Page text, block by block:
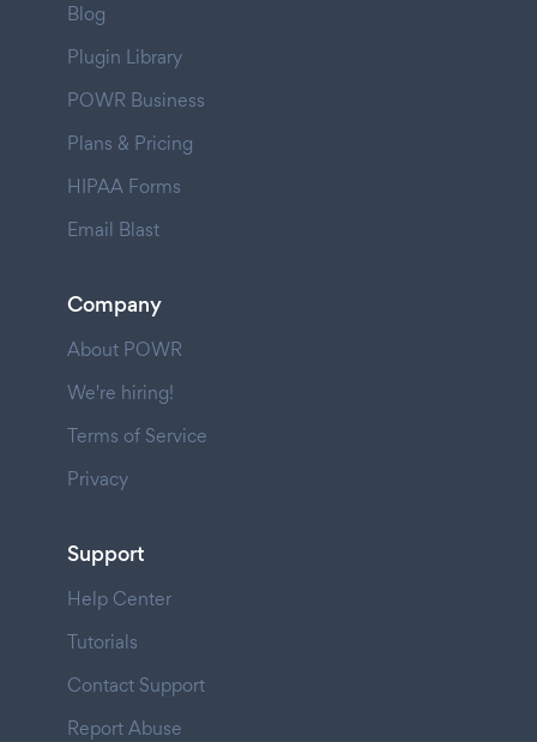
Blog
Plugin Library
POWR Business
Plans & Pricing
HIPAA Forms
Email Blast
Company
About POWR
We're hiring!
Terms of Service
Privacy
Support
Help Center
Tutorials
Contact Support
Report Abuse